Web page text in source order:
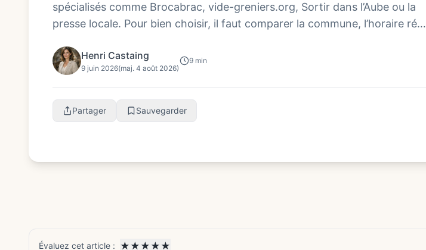
spécialisés comme Brocabrac, vide-greniers.org, Sortir dans l’Aube ou la
presse locale. Pour bien choisir, il faut comparer la commune, l’horaire réel
Henri Castaing
9 juin 2026(maj. 4 août 2026)
9 min
Partager Sauvegarder
Évaluez cet article : ★ ★ ★ ★ ★